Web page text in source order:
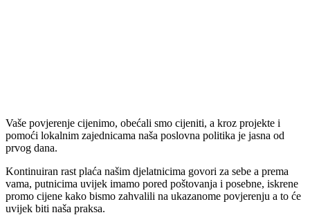
Vaše povjerenje cijenimo, obećali smo cijeniti, a kroz projekte i
pomoći lokalnim zajednicama naša poslovna politika je jasna od
prvog dana.
Kontinuiran rast plaća našim djelatnicima govori za sebe a prema
vama, putnicima uvijek imamo pored poštovanja i posebne, iskrene
promo cijene kako bismo zahvalili na ukazanome povjerenju a to će
uvijek biti naša praksa.